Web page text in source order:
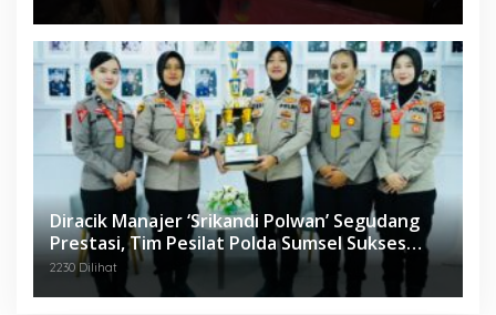
Diracik Manajer ‘Srikandi Polwan’ Segudang
Prestasi, Tim Pesilat Polda Sumsel Sukses
Diajang Kejurnas Menpora Cup II 2024
2230 Dilihat